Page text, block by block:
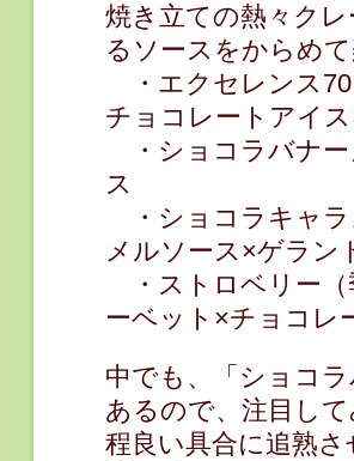
焼き立ての熱々ク
るソースをからめ
・エクセレンス
チョコレートアイ
・ショコラバナ
ス
・ショコラキャ
メルソース×ゲラン
・ストロベリー
ーベット×チョコレ
中でも、「ショコ
あるので、注目し
程良い具合に追熟